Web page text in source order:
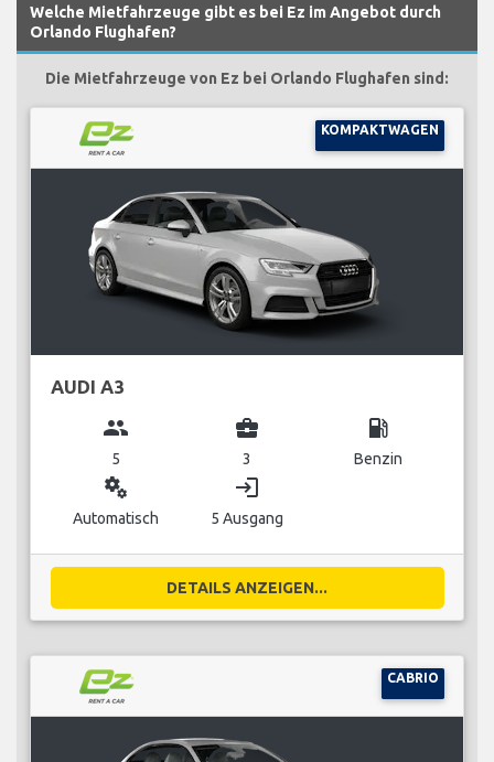
Welche Mietfahrzeuge gibt es bei Ez im Angebot durch
Orlando Flughafen?
Die Mietfahrzeuge von Ez bei Orlando Flughafen sind:
KOMPAKTWAGEN
AUDI A3
group
5
business_center
3
local_gas_station
Benzin
miscellaneous_services
Automatisch
login
5 Ausgang
DETAILS ANZEIGEN...
CABRIO